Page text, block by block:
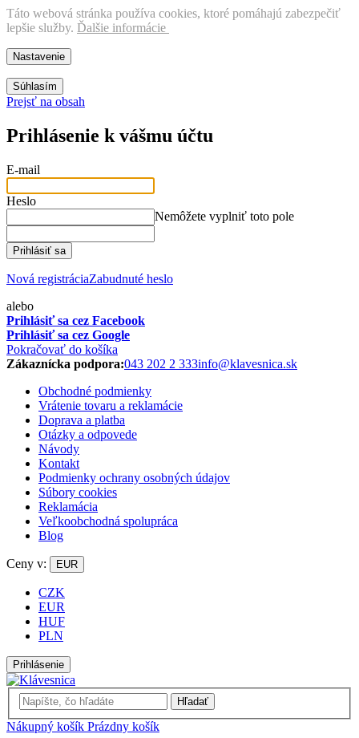
Táto webová stránka používa cookies, ktoré pomáhajú zabezpečiť
lepšie služby. Ďalšie informácie
Nastavenie
Súhlasím
Prejsť na obsah
Prihlásenie k vášmu účtu
E-mail
Heslo
Nemôžete vyplniť toto pole
Prihlásiť sa
Nová registráciaZabudnuté heslo
alebo
Prihlásiť sa cez Facebook
Prihlásiť sa cez Google
Pokračovať do košíka
Zákaznícka podpora:043 202 2 333info@klavesnica.sk
Obchodné podmienky
Vrátenie tovaru a reklamácie
Doprava a platba
Otázky a odpovede
Návody
Kontakt
Podmienky ochrany osobných údajov
Súbory cookies
Reklamácia
Veľkoobchodná spolupráca
Blog
Ceny v: EUR
CZK
EUR
HUF
PLN
Prihlásenie
Hľadať
Nákupný košík Prázdny košík